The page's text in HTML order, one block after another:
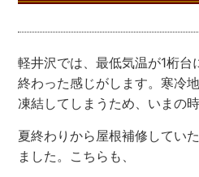
軽井沢では、最低気温が1桁
終わった感じがします。寒冷
凍結してしまうため、いまの
夏終わりから屋根補修してい
ました。こちらも、